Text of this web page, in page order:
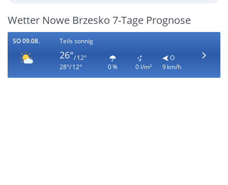
Wetter Nowe Brzesko 7-Tage Prognose
SO 09.08. Teils sonnig
26°/ 12°
28°/ 12°
0 % 0 l/m²
O
9 km/h